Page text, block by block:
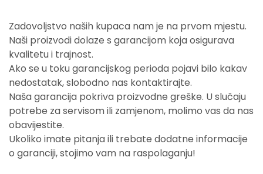
Zadovoljstvo naših kupaca nam je na prvom mjestu.
Naši proizvodi dolaze s garancijom koja osigurava
kvalitetu i trajnost.
Ako se u toku garancijskog perioda pojavi bilo kakav
nedostatak, slobodno nas kontaktirajte.
Naša garancija pokriva proizvodne greške. U slučaju
potrebe za servisom ili zamjenom, molimo vas da nas
obavijestite.
Ukoliko imate pitanja ili trebate dodatne informacije
o garanciji, stojimo vam na raspolaganju!